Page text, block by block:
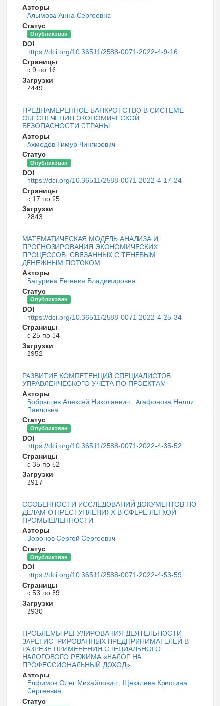
Авторы
Алымова Анна Сергеевна
Статус
Опубликован
DOI
https://doi.org/10.36511/2588-0071-2022-4-9-16
Страницы
с 9 по 16
Загрузки
2449
ПРЕДНАМЕРЕННОЕ БАНКРОТСТВО В СИСТЕМЕ
ОБЕСПЕЧЕНИЯ ЭКОНОМИЧЕСКОЙ
БЕЗОПАСНОСТИ СТРАНЫ
Авторы
Ахмедов Тимур Чингизович
Статус
Опубликован
DOI
https://doi.org/10.36511/2588-0071-2022-4-17-24
Страницы
с 17 по 25
Загрузки
2843
МАТЕМАТИЧЕСКАЯ МОДЕЛЬ АНАЛИЗА И
ПРОГНОЗИРОВАНИЯ ЭКОНОМИЧЕСКИХ
ПРОЦЕССОВ, СВЯЗАННЫХ С ТЕНЕВЫМ
ДЕНЕЖНЫМ ПОТОКОМ
Авторы
Батурина Евгения Владимировна
Статус
Опубликован
DOI
https://doi.org/10.36511/2588-0071-2022-4-25-34
Страницы
с 25 по 34
Загрузки
2952
РАЗВИТИЕ КОМПЕТЕНЦИЙ СПЕЦИАЛИСТОВ
УПРАВЛЕНЧЕСКОГО УЧЕТА ПО ПРОЕКТАМ
Авторы
Бобрышев Алексей Николаевич
Агафонова Нелли
Павловна
Статус
Опубликован
DOI
https://doi.org/10.36511/2588-0071-2022-4-35-52
Страницы
с 35 по 52
Загрузки
2917
ОСОБЕННОСТИ ИССЛЕДОВАНИЙ ДОКУМЕНТОВ ПО
ДЕЛАМ О ПРЕСТУПЛЕНИЯХ В СФЕРЕ ЛЕГКОЙ
ПРОМЫШЛЕННОСТИ
Авторы
Воронов Сергей Сергеевич
Статус
Опубликован
DOI
https://doi.org/10.36511/2588-0071-2022-4-53-59
Страницы
с 53 по 59
Загрузки
2930
ПРОБЛЕМЫ РЕГУЛИРОВАНИЯ ДЕЯТЕЛЬНОСТИ
ЗАРЕГИСТРИРОВАННЫХ ПРЕДПРИНИМАТЕЛЕЙ В
РАЗРЕЗЕ ПРИМЕНЕНИЯ СПЕЦИАЛЬНОГО
НАЛОГОВОГО РЕЖИМА «НАЛОГ НА
ПРОФЕССИОНАЛЬНЫЙ ДОХОД»
Авторы
Елфимов Олег Михайлович
Щекалева Кристина
Сергеевна
Статус